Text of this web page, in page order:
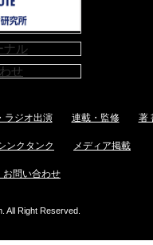
ラジオ出演 連載・監修 著
ンクタンク メディア掲載
お問い合わせ
All Right Reserved.